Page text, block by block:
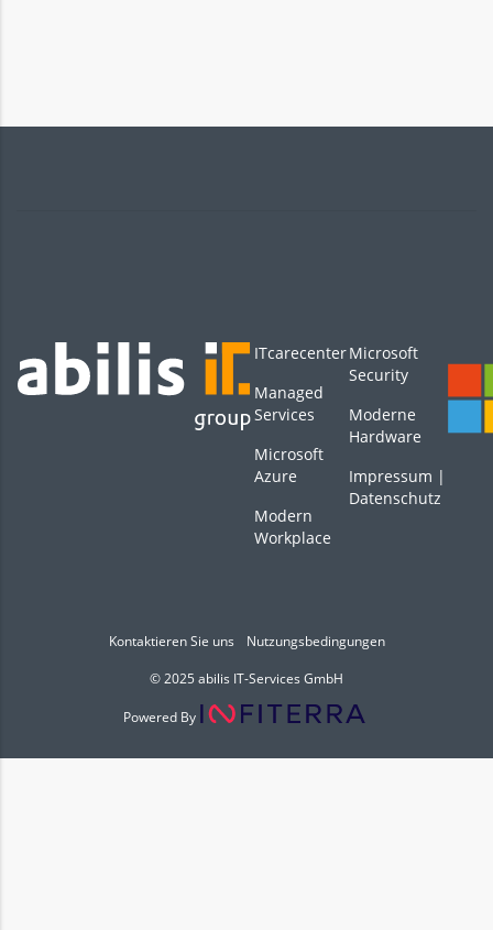
ITcarecenter
Managed
Services
Microsoft
Azure
Modern
Workplace
Microsoft
Security
Moderne
Hardware
Impressum |
Datenschutz
Kontaktieren Sie uns
Nutzungsbedingungen
© 2025 abilis IT-Services GmbH
Powered By